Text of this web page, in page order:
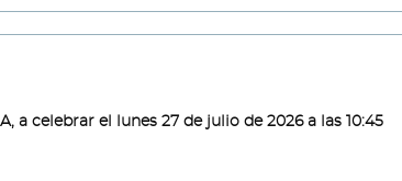
a celebrar el lunes 27 de julio de 2026 a las 10:45